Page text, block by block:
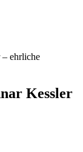
– ehrliche
Kessler